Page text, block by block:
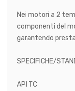
Nei motori a 2
componenti del
garantendo
SPECIFICHE/
API TC